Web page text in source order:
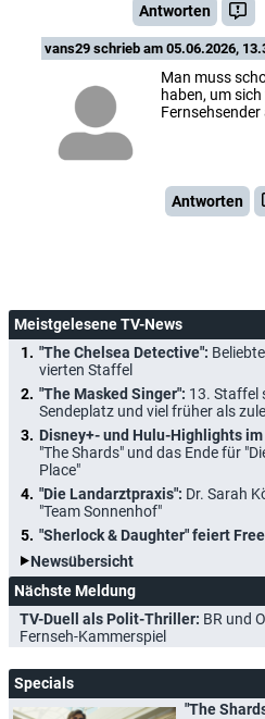
Antworten
vans29 schrieb am 05.06.2026,
Man muss
haben, um
Antworten
Meistgelesene TV-News
"The Chelsea Detective":
vierten Staffel
"The Masked Singer": 13. Staffel
Sendeplatz und viel früher als
Disney+- und Hulu-Highlights
"The Shards" und das Ende für
Place"
"Die Landarztpraxis": Dr. Sarah
"Team Sonnenhof"
"Sherlock & Daughter" feiert
Newsübersicht
Nächste Meldung
TV-Duell als Polit-Thriller: BR und
Fernseh-Kammerspiel
Specials
"The